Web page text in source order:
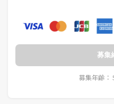
募集
募集年齢：